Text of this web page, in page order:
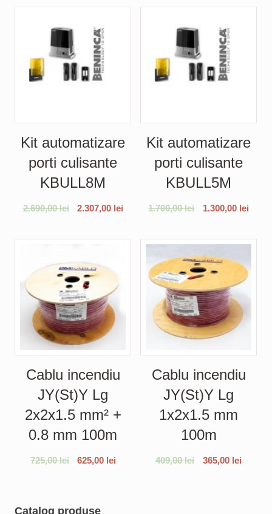
Kit automatizare
porti culisante
KBULL8M
2.690,00lei 2.307,00 lei
Kit automatizare
porti culisante
KBULL5M
1.700,00lei 1.300,00 lei
Cablu incendiu
JY(St)Y Lg
2x2x1.5 mm² +
0.8 mm 100m
725,00lei 625,00 lei
Cablu incendiu
JY(St)Y Lg
1x2x1.5 mm
100m
409,00lei 365,00 lei
Catalog produse